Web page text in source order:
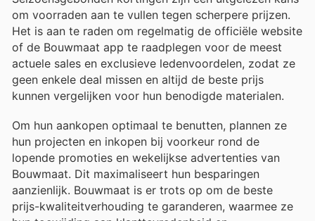
om voorraden aan te vullen tegen scherpere prijzen.
Het is aan te raden om regelmatig de officiële website
of de Bouwmaat app te raadplegen voor de meest
actuele sales en exclusieve ledenvoordelen, zodat ze
geen enkele deal missen en altijd de beste prijs
kunnen vergelijken voor hun benodigde materialen.
Om hun aankopen optimaal te benutten, plannen ze
hun projecten en inkopen bij voorkeur rond de
lopende promoties en wekelijkse advertenties van
Bouwmaat. Dit maximaliseert hun besparingen
aanzienlijk. Bouwmaat is er trots op om de beste
prijs-kwaliteitverhouding te garanderen, waarmee ze